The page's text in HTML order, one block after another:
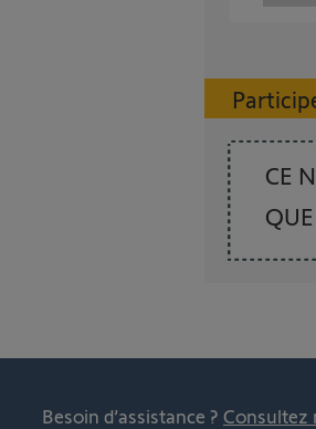
CE
Besoin d’assistance ? Consultez